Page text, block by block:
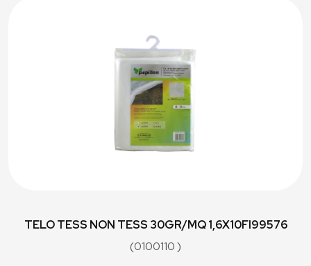
TELO TESS NON TESS 30GR/MQ 1,6X10FI99576
(0100110 )